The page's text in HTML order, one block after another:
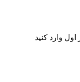
وارد کنید